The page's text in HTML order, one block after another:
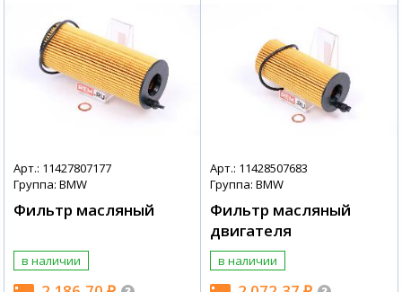
Арт.: 11427807177
Группа: BMW
Фильтр масляный
в наличии
Арт.: 11428507683
Группа: BMW
Фильтр масляный
двигателя
в наличии